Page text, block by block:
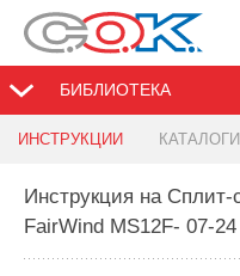
БИБЛИОТЕКА
ИНСТРУКЦИИ КАТАЛОГИ
Инструкция на
FairWind MS12F- 07-